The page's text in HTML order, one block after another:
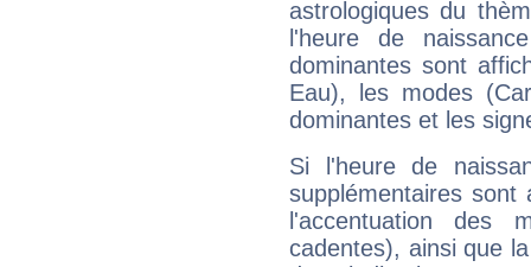
astrologiques du
l'heure de
dominantes sont
Eau), les modes
dominantes et les
Si l'heure de
supplémentaires sont
l'accentuation des
cadentes), ainsi que